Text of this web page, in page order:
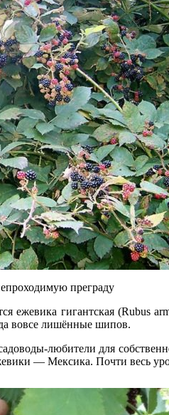
преграду
ежевика гигантская (Rubus
вовсе лишённые шипов.
любители для
— Мексика. Почти весь